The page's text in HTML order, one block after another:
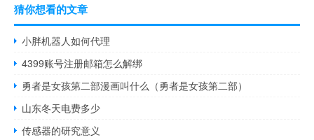
猜你想看的文章
小胖机器人如何代理
4399账号注册邮箱怎么解绑
勇者是女孩第二部漫画叫什么（勇者是女孩第二部）
山东冬天电费多少
传感器的研究意义